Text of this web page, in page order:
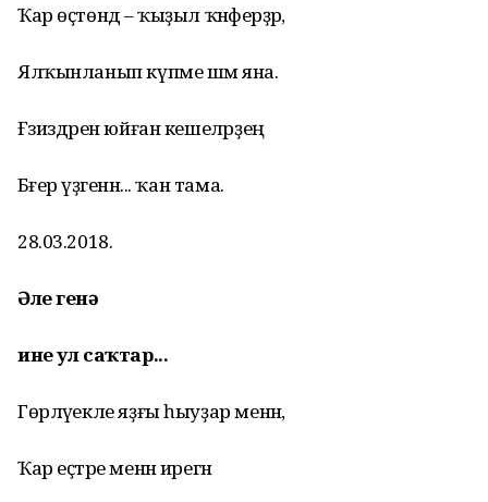
Ҡар өҫтөндә – ҡыҙыл ҡәнәферҙәр,
Ялҡынланып күпме шәм яна.
Ғәзиздәрен юйған кешеләрҙең
Бәғер үҙәгенән... ҡан тама.
28.03.2018.
Әле генә
ине ул саҡтар...
Гөрләүекле яҙғы һыуҙар менән,
Ҡар еҫтәре менән ирегән